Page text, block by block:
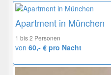
Apartment in München
1 bis 2 Personen
von 60,- € pro Nacht